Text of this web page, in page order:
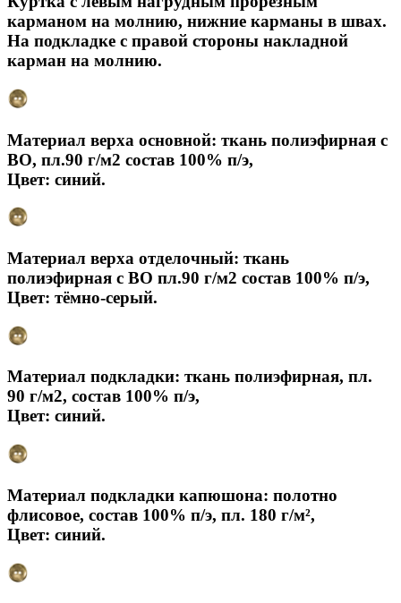
карманом на молнию, нижние карманы в швах.
На подкладке с правой стороны накладной
карман на молнию.
Материал верха основной: ткань полиэфирная с
ВО, пл.90 г/м2 состав 100% п/э,
Цвет: синий.
Материал верха отделочный: ткань
полиэфирная с ВО пл.90 г/м2 состав 100% п/э,
Цвет: тёмно-серый.
Материал подкладки: ткань полиэфирная, пл.
90 г/м2, состав 100% п/э,
Цвет: синий.
Материал подкладки капюшона: полотно
флисовое, состав 100% п/э, пл. 180 г/м²,
Цвет: синий.